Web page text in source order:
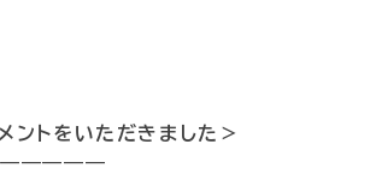
ントをいただきました＞